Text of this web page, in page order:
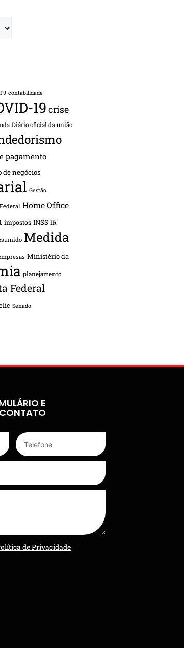
contabilidade
19 crise
Diário oficial da união
pagamento
de negócios
Gestão
Home Office
impostos INSS IR
Medida
Ministério da
planejamento
Federal
Senado
E
de Privacidade